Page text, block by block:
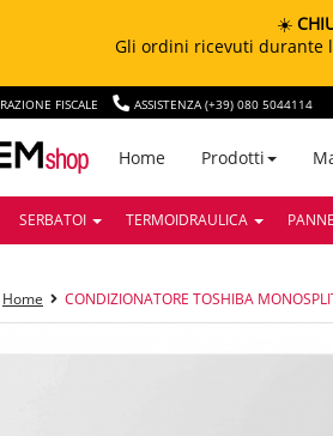
☀️
Gli ordini ricevuti durante
FISCALE ASSISTENZA (+39) 080 5044114
Home Prodotti
SERBATOI TERMOIDRAULICA
Home CONDIZIONATORE TOSHIBA